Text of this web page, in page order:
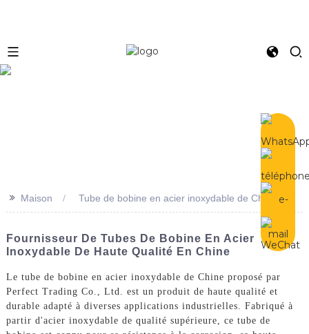
>> Maison Tube de bobine en acier inoxydable de Chine
Fournisseur De Tubes De Bobine En Acier
Inoxydable De Haute Qualité En Chine
Le tube de bobine en acier inoxydable de Chine proposé par
Perfect Trading Co., Ltd. est un produit de haute qualité et
durable adapté à diverses applications industrielles. Fabriqué à
partir d'acier inoxydable de qualité supérieure, ce tube de